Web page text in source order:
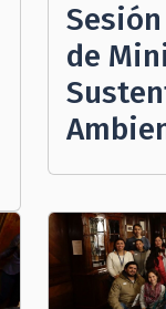
de